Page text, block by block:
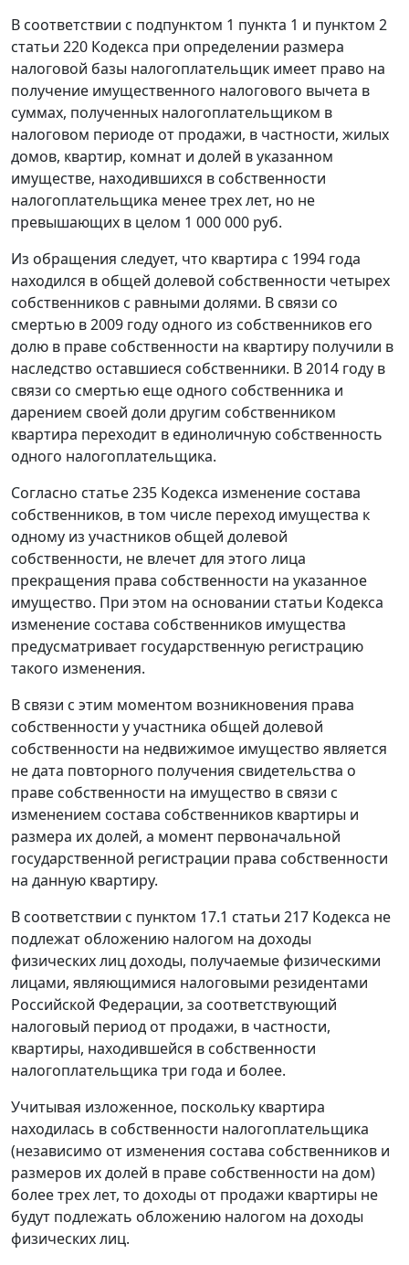
В соответствии с подпунктом 1 пункта 1 и пунктом 2
статьи 220 Кодекса при определении размера
налоговой базы налогоплательщик имеет право на
получение имущественного налогового вычета в
суммах, полученных налогоплательщиком в
налоговом периоде от продажи, в частности, жилых
домов, квартир, комнат и долей в указанном
имуществе, находившихся в собственности
налогоплательщика менее трех лет, но не
превышающих в целом 1 000 000 руб.
Из обращения следует, что квартира с 1994 года
находился в общей долевой собственности четырех
собственников с равными долями. В связи со
смертью в 2009 году одного из собственников его
долю в праве собственности на квартиру получили в
наследство оставшиеся собственники. В 2014 году в
связи со смертью еще одного собственника и
дарением своей доли другим собственником
квартира переходит в единоличную собственность
одного налогоплательщика.
Согласно статье 235 Кодекса изменение состава
собственников, в том числе переход имущества к
одному из участников общей долевой
собственности, не влечет для этого лица
прекращения права собственности на указанное
имущество. При этом на основании статьи Кодекса
изменение состава собственников имущества
предусматривает государственную регистрацию
такого изменения.
В связи с этим моментом возникновения права
собственности у участника общей долевой
собственности на недвижимое имущество является
не дата повторного получения свидетельства о
праве собственности на имущество в связи с
изменением состава собственников квартиры и
размера их долей, а момент первоначальной
государственной регистрации права собственности
на данную квартиру.
В соответствии с пунктом 17.1 статьи 217 Кодекса не
подлежат обложению налогом на доходы
физических лиц доходы, получаемые физическими
лицами, являющимися налоговыми резидентами
Российской Федерации, за соответствующий
налоговый период от продажи, в частности,
квартиры, находившейся в собственности
налогоплательщика три года и более.
Учитывая изложенное, поскольку квартира
находилась в собственности налогоплательщика
(независимо от изменения состава собственников и
размеров их долей в праве собственности на дом)
более трех лет, то доходы от продажи квартиры не
будут подлежать обложению налогом на доходы
физических лиц.